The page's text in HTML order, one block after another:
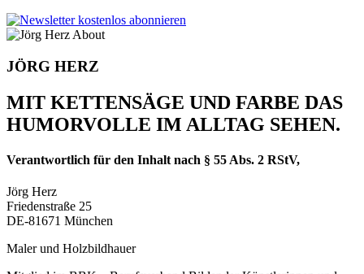
JÖRG HERZ
MIT KETTENSÄGE UND FARBE DAS
HUMORVOLLE IM ALLTAG SEHEN.
Verantwortlich für den Inhalt nach § 55 Abs. 2 RStV,
Jörg Herz
Friedenstraße 25
DE-81671 München
Maler und Holzbildhauer